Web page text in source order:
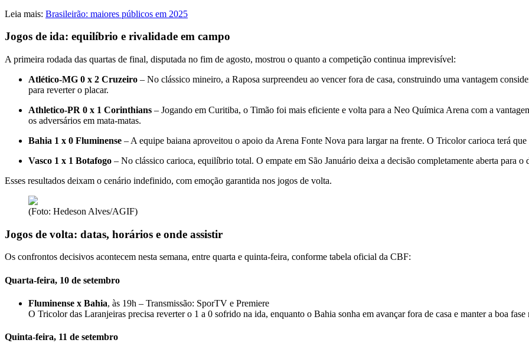
Leia mais: Brasileirão: maiores públicos em 2025
Jogos de ida: equilíbrio e rivalidade em campo
A primeira rodada das quartas de final, disputada no fim de agosto, mostrou o quanto a competição continua imprevisível:
Atlético-MG 0 x 2 Cruzeiro – No clássico mineiro, a Raposa surpreendeu ao vencer fora de casa, construindo uma vantagem
para reverter o placar.
Athletico-PR 0 x 1 Corinthians – Jogando em Curitiba, o Timão foi mais eficiente e volta para a Neo Química Arena com a
os adversários em mata-matas.
Bahia 1 x 0 Fluminense – A equipe baiana aproveitou o apoio da Arena Fonte Nova para largar na frente. O Tricolor carioca terá
Vasco 1 x 1 Botafogo – No clássico carioca, equilíbrio total. O empate em São Januário deixa a decisão completamente aberta para
Esses resultados deixam o cenário indefinido, com emoção garantida nos jogos de volta.
(Foto: Hedeson Alves/AGIF)
Jogos de volta: datas, horários e onde assistir
Os confrontos decisivos acontecem nesta semana, entre quarta e quinta-feira, conforme tabela oficial da CBF:
Quarta-feira, 10 de setembro
Fluminense x Bahia, às 19h – Transmissão: SporTV e Premiere
O Tricolor das Laranjeiras precisa reverter o 1 a 0 sofrido na ida, enquanto o Bahia sonha em avançar fora de casa e manter a boa fase
Quinta-feira, 11 de setembro